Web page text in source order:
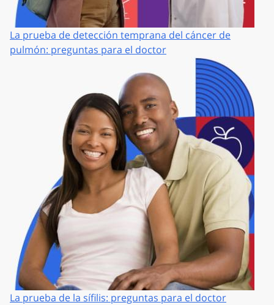
La prueba de detección temprana del cáncer de
pulmón: preguntas para el doctor
La prueba de la sífilis: preguntas para el doctor